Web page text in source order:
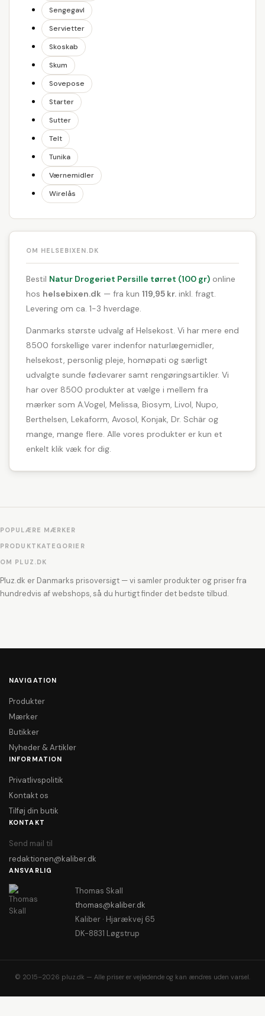
Sengegavl
Servietter
Skoskab
Skum
Sovepose
Starter
Sutter
Telt
Tunika
Værnemidler
Wirelås
OM HELSEBIXEN.DK
Bestil Natur Drogeriet Persille tørret (100 gr) online
hos helsebixen.dk — fra kun 119,95 kr. inkl. fragt.
Levering om ca. 1-3 hverdage.
Danmarks største udvalg af Helsekost. Vi har mere end
8500 forskellige varer indenfor naturlægemidler,
helsekost, personlig pleje, homøpati og særligt
udvalgte sunde fødevarer samt rengøringsartikler. Vi
har over 8500 produkter at vælge i mellem fra
mærker som A.Vogel, Melissa, Biosym, Livol, Nupo,
Berthelsen, Lekaform, Avosol, Konjak, Dr. Schär og
mange, mange flere. Alle vores produkter er kun et
enkelt klik væk for dig.
POPULÆRE MÆRKER
PRODUKTKATEGORIER
OM PLUZ.DK
Pluz.dk er Danmarks prisoversigt — vi samler produkter og priser fra
hundredvis af webshops, så du hurtigt finder det bedste tilbud.
NAVIGATION
Produkter
Mærker
Butikker
Nyheder & Artikler
INFORMATION
Privatlivspolitik
Kontakt os
Tilføj din butik
KONTAKT
Send mail til
redaktionen@kaliber.dk
ANSVARLIG
Thomas Skall
thomas@kaliber.dk
Kaliber · Hjarækvej 65
DK-8831 Løgstrup
© 2015–2026 pluz.dk — Alle priser er vejledende og kan ændres uden varsel.